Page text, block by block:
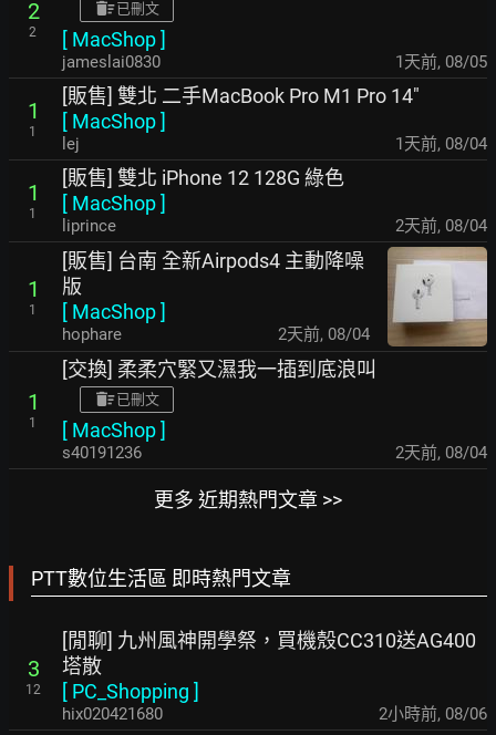
2
2
已刪文
[ MacShop]
jameslai0830 1天前, 08/05
1
1
[販售] 雙北 二手MacBook Pro M1 Pro 14"
[ MacShop]
lej 1天前, 08/04
1
1
[販售] 雙北 iPhone 12 128G 綠色
[ MacShop]
liprince 2天前, 08/04
1
1
[販售] 台南 全新Airpods4 主動降噪
版
[ MacShop]
hophare 2天前, 08/04
1
1
[交換] 柔柔穴緊又濕我一插到底浪叫
已刪文
[ MacShop]
s40191236 2天前, 08/04
更多 近期熱門文章 >>
PTT數位生活區 即時熱門文章
3
12
[閒聊] 九州風神開學祭，買機殼CC310送AG400
塔散
[ PC_Shopping ]
hix020421680 2小時前, 08/06